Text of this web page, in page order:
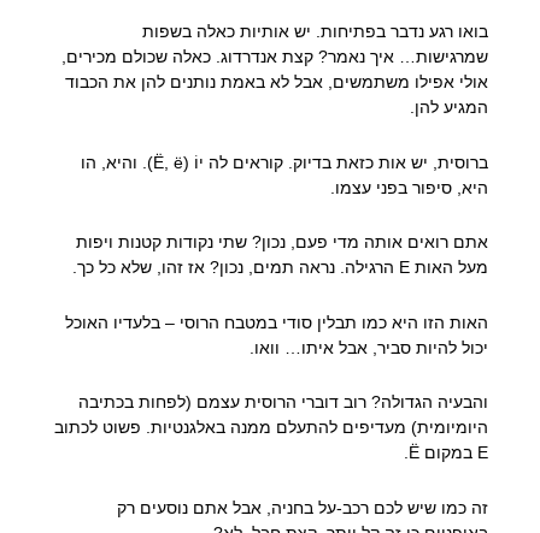
בואו רגע נדבר בפתיחות. יש אותיות כאלה בשפות
שמרגישות… איך נאמר? קצת אנדרדוג. כאלה שכולם מכירים,
אולי אפילו משתמשים, אבל לא באמת נותנים להן את הכבוד
המגיע להן.
ברוסית, יש אות כזאת בדיוק. קוראים לה יוֹ (Ё, ё). והיא, הו
היא, סיפור בפני עצמו.
אתם רואים אותה מדי פעם, נכון? שתי נקודות קטנות ויפות
מעל האות E הרגילה. נראה תמים, נכון? אז זהו, שלא כל כך.
האות הזו היא כמו תבלין סודי במטבח הרוסי – בלעדיו האוכל
יכול להיות סביר, אבל איתו… וואו.
והבעיה הגדולה? רוב דוברי הרוסית עצמם (לפחות בכתיבה
היומיומית) מעדיפים להתעלם ממנה באלגנטיות. פשוט לכתוב
E במקום Ё.
זה כמו שיש לכם רכב-על בחניה, אבל אתם נוסעים רק